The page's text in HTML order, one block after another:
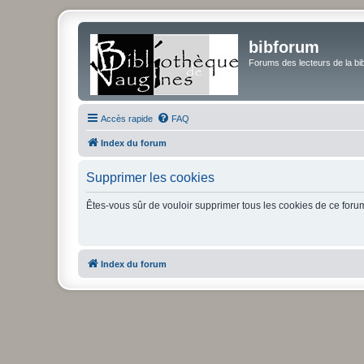
bibforum
Forums des lecteurs de la
Accès rapide FAQ
Index du forum
Supprimer les cookies
Êtes-vous sûr de vouloir supprimer tous les cookies de ce
Index du forum